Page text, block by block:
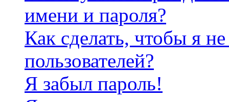
имени и пароля?
Как сделать, чтобы я
пользователей?
Я забыл пароль!